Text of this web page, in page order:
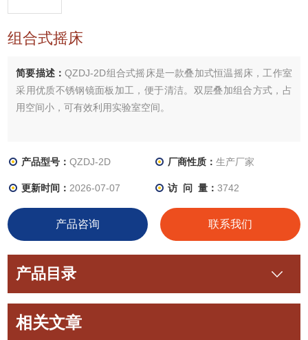
组合式摇床
简要描述：QZDJ-2D组合式摇床是一款叠加式恒温摇床，工作室
采用优质不锈钢镜面板加工，便于清洁。双层叠加组合方式，占
用空间小，可有效利用实验室空间。
产品型号：QZDJ-2D 厂商性质： 生产厂家
更新时间： 2026-07-07 访 问 量： 3742
产品咨询 联系我们
产品目录
相关文章